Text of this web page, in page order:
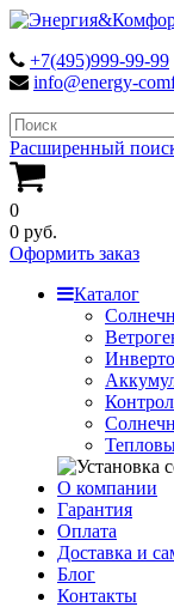
+7(495)999-99-99
info@energy-
Расширенный
0
0 руб.
Оформить заказ
Каталог
О компании
Гарантия
Оплата
Доставка и
Блог
Контакты